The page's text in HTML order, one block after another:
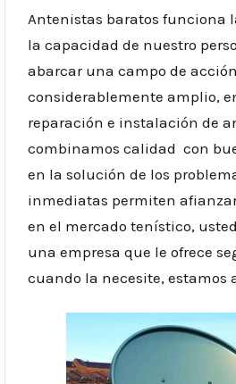
Antenistas baratos funciona
la capacidad de nuestro
abarcar una campo de acción
considerablemente amplio,
reparación e instalación de
combinamos calidad con
en la solución de los
inmediatas permiten
en el mercado tenístico,
una empresa que le ofrece
cuando la necesite, estamos